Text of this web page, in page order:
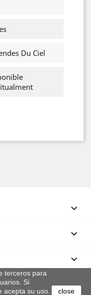
Du Ciel



terceros para
Si
acepta su uso.
close